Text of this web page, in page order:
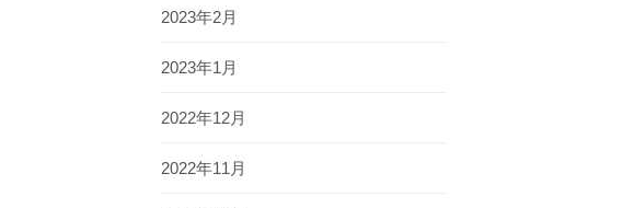
2023年2月
2023年1月
2022年12月
2022年11月